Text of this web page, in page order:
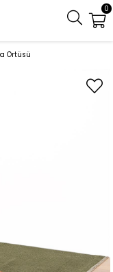
0
Örtüsü